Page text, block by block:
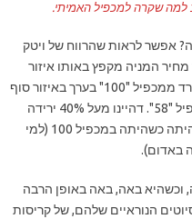
למה שקרה למכפיל האמיתי.
אפשר לראות שהרווח של ויטק
המניה מקפץ באותו איזור
כבר שלוש שנים. בשל כך מכפיל החברה ירד ממכפיל "100" בערך באיזור סוף
2021 תחילת 2022, ועכשיו נמצאת במכפיל "58". דהיינו מעל 40% ירידה
במכפיל, אבל המניה היום באותו שער שהיתה כשהיתה במכפיל 100 (למי
באדום).
וכשהיא באה, באה באופן הרבה
הנוראיים שלהם, של קריסות